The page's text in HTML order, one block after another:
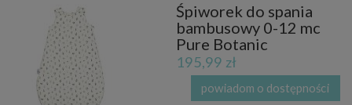
Śpiworek do spania
bambusowy 0-12 mc
Pure Botanic
195,99 zł
powiadom o dostępności